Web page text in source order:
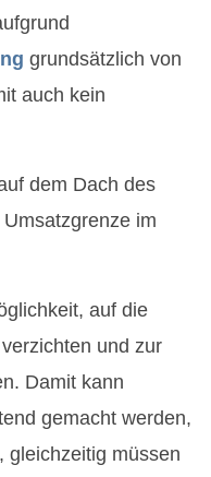
grundsätzlich von
auch kein
dem Dach des
im
auf die
und zur
Damit kann
gemacht werden,
gleichzeitig müssen